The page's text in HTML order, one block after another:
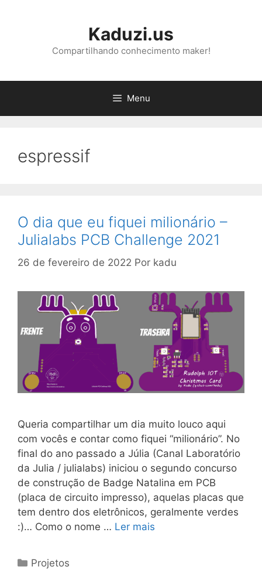
Kaduzi.us
Compartilhando conhecimento maker!
Menu
espressif
O dia que eu fiquei milionário –
Julialabs PCB Challenge 2021
26 de fevereiro de 2022 Por kadu
Queria compartilhar um dia muito louco aqui
com vocês e contar como fiquei “milionário”. No
final do ano passado a Júlia (Canal Laboratório
da Julia / julialabs) iniciou o segundo concurso
de construção de Badge Natalina em PCB
(placa de circuito impresso), aquelas placas que
tem dentro dos eletrônicos, geralmente verdes
:)… Como o nome … Ler mais
Categorias
Projetos